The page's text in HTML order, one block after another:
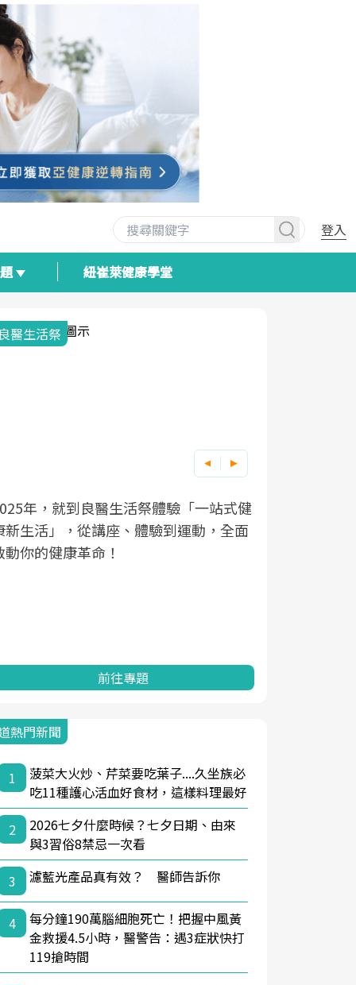
登入
紐崔萊健康學堂
與健康韌性的距離
醫健康網從「換季的身體變化」出發，
過醫學觀點與日常感受的對話，建立對
健康的認知，進而引導實際的改善行
前往專題
熱門新聞
1
菠菜大火炒、芹菜要吃葉子....久坐族必
吃11種護心活血好食材，這樣料理最好
2
2026七夕什麼時候？七夕日期、由來
與3習俗8禁忌一次看
3
濾藍光產品真有效？ 醫師告訴你
4
每分鐘190萬腦細胞死亡！把握中風黃
金救援4.5小時，醫警告：遇3症狀快打
119搶時間